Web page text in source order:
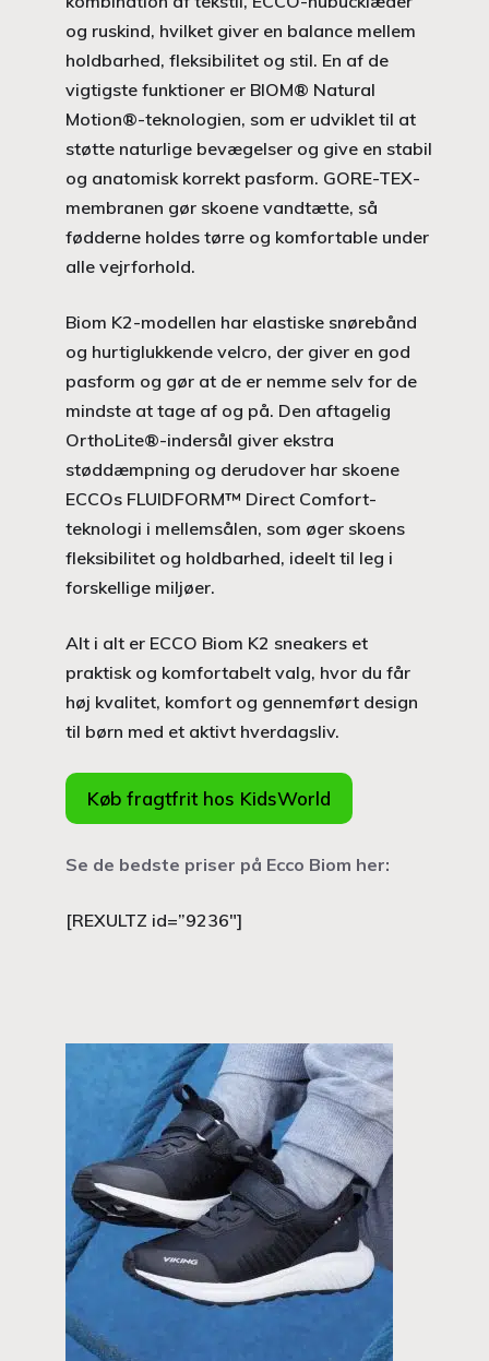
og ruskind, hvilket giver en balance mellem
holdbarhed, fleksibilitet og stil. En af de
vigtigste funktioner er BIOM® Natural
Motion®-teknologien, som er udviklet til at
støtte naturlige bevægelser og give en stabil
og anatomisk korrekt pasform. GORE-TEX-
membranen gør skoene vandtætte, så
fødderne holdes tørre og komfortable under
alle vejrforhold.
Biom K2-modellen har elastiske snørebånd
og hurtiglukkende velcro, der giver en god
pasform og gør at de er nemme selv for de
mindste at tage af og på. Den aftagelig
OrthoLite®-indersål giver ekstra
støddæmpning og derudover har skoene
ECCOs FLUIDFORM™ Direct Comfort-
teknologi i mellemsålen, som øger skoens
fleksibilitet og holdbarhed, ideelt til leg i
forskellige miljøer.
Alt i alt er ECCO Biom K2 sneakers et
praktisk og komfortabelt valg, hvor du får
høj kvalitet, komfort og gennemført design
til børn med et aktivt hverdagsliv.
Køb fragtfrit hos KidsWorld
Se de bedste priser på Ecco Biom her:
[REXULTZ id=”9236″]